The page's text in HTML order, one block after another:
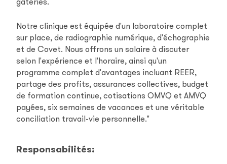
Notre clinique est équipée d'un laboratoire complet
sur place, de radiographie numérique, d'échographie
et de Covet. Nous offrons un salaire à discuter
selon l'expérience et l'horaire, ainsi qu'un
programme complet d'avantages incluant REER,
partage des profits, assurances collectives, budget
de formation continue, cotisations OMVQ et AMVQ
payées, six semaines de vacances et une véritable
conciliation travail-vie personnelle."
Responsabilités: